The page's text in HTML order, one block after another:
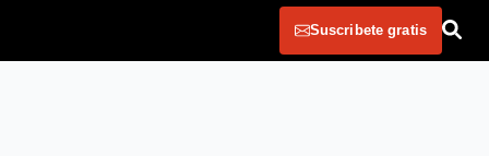
Suscribete gratis